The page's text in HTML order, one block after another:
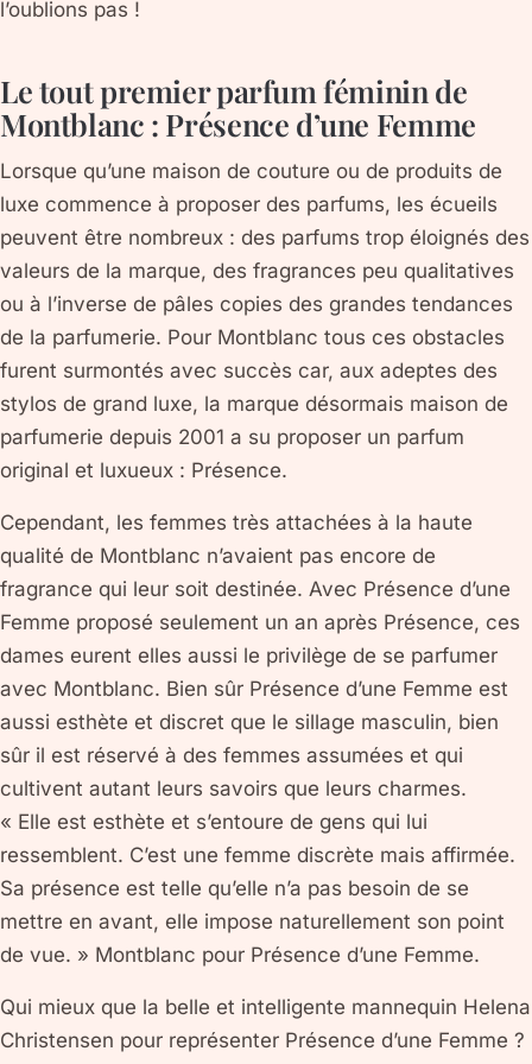
l’oublions pas !
Le tout premier parfum féminin de
Montblanc : Présence d’une Femme
Lorsque qu’une maison de couture ou de produits de
luxe commence à proposer des parfums, les écueils
peuvent être nombreux : des parfums trop éloignés des
valeurs de la marque, des fragrances peu qualitatives
ou à l’inverse de pâles copies des grandes tendances
de la parfumerie. Pour Montblanc tous ces obstacles
furent surmontés avec succès car, aux adeptes des
stylos de grand luxe, la marque désormais maison de
parfumerie depuis 2001 a su proposer un parfum
original et luxueux : Présence.
Cependant, les femmes très attachées à la haute
qualité de Montblanc n’avaient pas encore de
fragrance qui leur soit destinée. Avec Présence d’une
Femme proposé seulement un an après Présence, ces
dames eurent elles aussi le privilège de se parfumer
avec Montblanc. Bien sûr Présence d’une Femme est
aussi esthète et discret que le sillage masculin, bien
sûr il est réservé à des femmes assumées et qui
cultivent autant leurs savoirs que leurs charmes.
« Elle est esthète et s’entoure de gens qui lui
ressemblent. C’est une femme discrète mais affirmée.
Sa présence est telle qu’elle n’a pas besoin de se
mettre en avant, elle impose naturellement son point
de vue. » Montblanc pour Présence d’une Femme.
Qui mieux que la belle et intelligente mannequin Helena
Christensen pour représenter Présence d’une Femme ?